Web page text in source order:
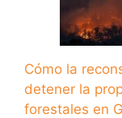
Cómo la
detener la
forestales en